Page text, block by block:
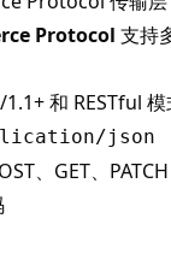
Protocol 支持
和 RESTful 模
json
、GET、PATCH